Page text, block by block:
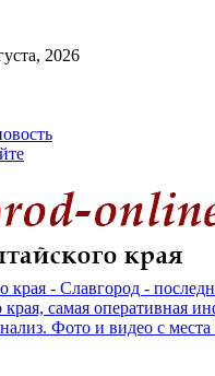
2026
края - Славгород -
края, самая оперативная
Фото и видео с